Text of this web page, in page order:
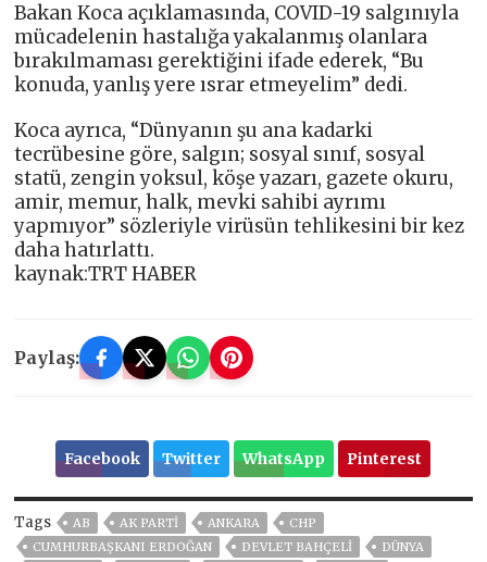
Bakan Koca açıklamasında, COVID-19 salgınıyla
mücadelenin hastalığa yakalanmış olanlara
bırakılmaması gerektiğini ifade ederek, “Bu
konuda, yanlış yere ısrar etmeyelim” dedi.
Koca ayrıca, “Dünyanın şu ana kadarki
tecrübesine göre, salgın; sosyal sınıf, sosyal
statü, zengin yoksul, köşe yazarı, gazete okuru,
amir, memur, halk, mevki sahibi ayrımı
yapmıyor” sözleriyle virüsün tehlikesini bir kez
daha hatırlattı.
kaynak:TRT HABER
Paylaş:
Facebook Twitter WhatsApp Pinterest
Tags AB AK PARTİ ANKARA
CHP
CUMHURBAŞKANI ERDOĞAN
DEVLET BAHÇELİ
DÜNYA